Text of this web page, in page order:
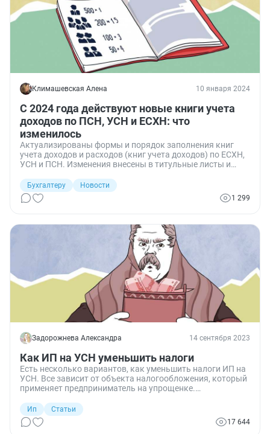
Климашевская Алена 10 января 2024
С 2024 года действуют новые книги учета
доходов по ПСН, УСН и ЕСХН: что
изменилось
Актуализированы формы и порядок заполнения книг
учета доходов и расходов (книг учета доходов) по ЕСХН,
УСН и ПСН. Изменения внесены в титульные листы и
Бухгалтеру
Новости
1 299
Задорожнева Александра 14 сентября 2023
Как ИП на УСН уменьшить налоги
Есть несколько вариантов, как уменьшить налоги ИП на
УСН. Все зависит от объекта налогообложения, который
применяет предприниматель на упрощенке.
Ип
Статьи
17 644